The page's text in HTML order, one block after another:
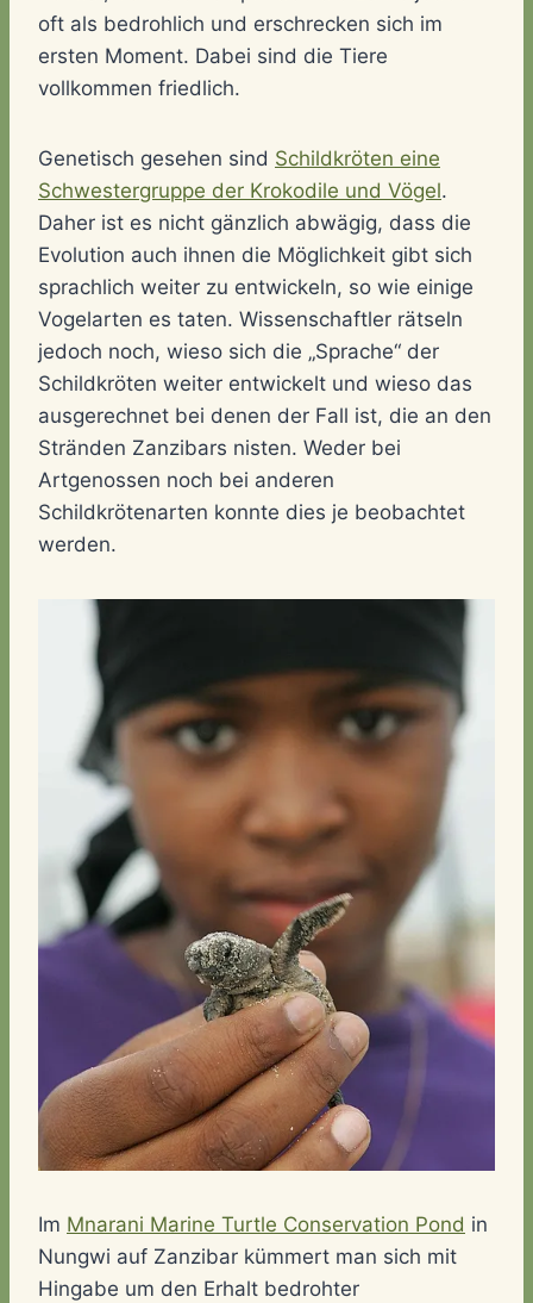
oft als bedrohlich und erschrecken sich im
ersten Moment. Dabei sind die Tiere
vollkommen friedlich.
Genetisch gesehen sind Schildkröten eine
Schwestergruppe der Krokodile und Vögel.
Daher ist es nicht gänzlich abwägig, dass die
Evolution auch ihnen die Möglichkeit gibt sich
sprachlich weiter zu entwickeln, so wie einige
Vogelarten es taten. Wissenschaftler rätseln
jedoch noch, wieso sich die „Sprache“ der
Schildkröten weiter entwickelt und wieso das
ausgerechnet bei denen der Fall ist, die an den
Stränden Zanzibars nisten. Weder bei
Artgenossen noch bei anderen
Schildkrötenarten konnte dies je beobachtet
werden.
Im Mnarani Marine Turtle Conservation Pond in
Nungwi auf Zanzibar kümmert man sich mit
Hingabe um den Erhalt bedrohter